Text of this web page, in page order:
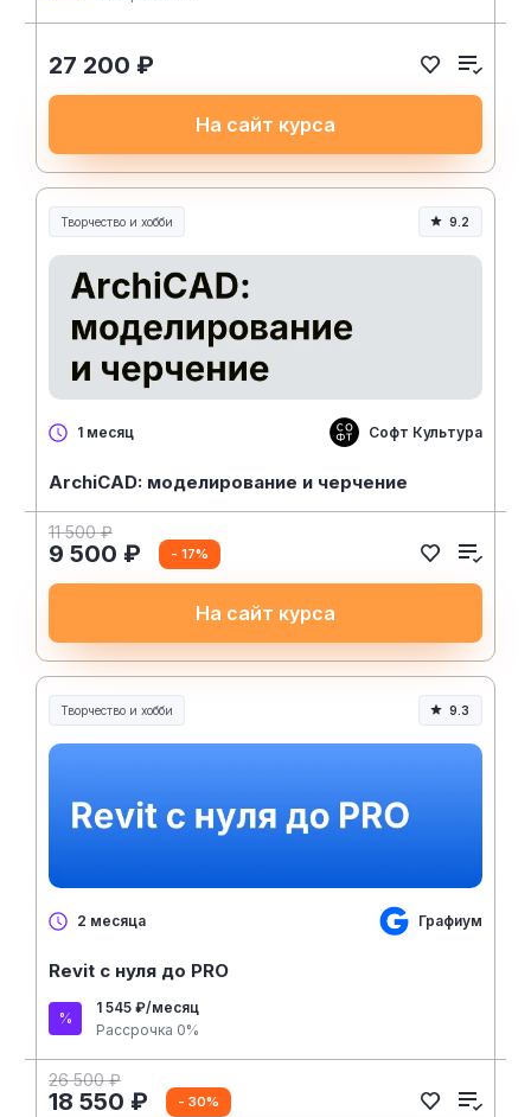
27 200 ₽
На сайт курса
Творчество и хобби
Творчество, контент и хобби
9.2
1 месяц Софт Культура
ArchiCAD: моделирование и черчение
11 500 ₽
9 500 ₽ - 17%
На сайт курса
Творчество и хобби
Творчество, контент и хобби
9.3
2 месяца Графиум
Revit с нуля до PRO
1 545 ₽/месяц
Рассрочка 0%
26 500 ₽
18 550 ₽ - 30%